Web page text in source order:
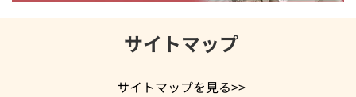
サイトマップ
サイトマップを見る>>